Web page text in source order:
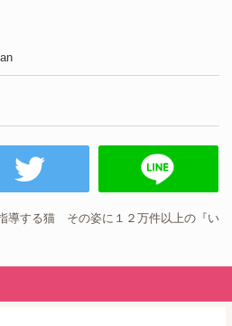
導する猫 その姿に１２万件以上の『い